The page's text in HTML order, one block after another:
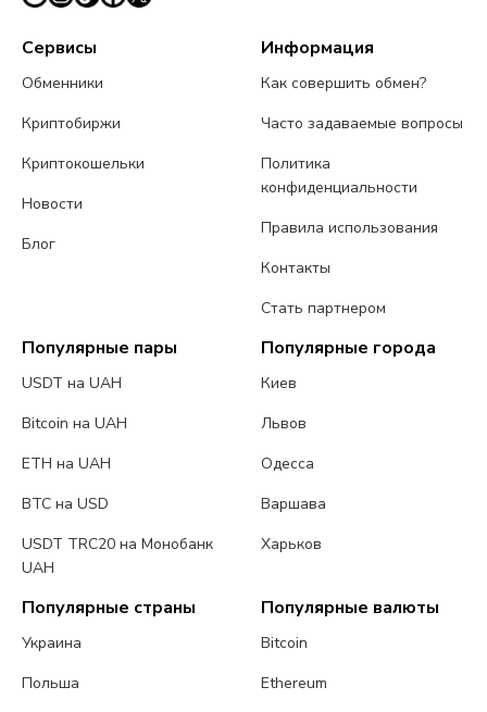
Сервисы
Обменники
Криптобиржи
Криптокошельки
Новости
Блог
Информация
Как совершить обмен?
Часто задаваемые вопросы
Политика
конфиденциальности
Правила использования
Контакты
Стать партнером
Популярные пары
USDT на UAH
Bitcoin на UAH
ETH на UAH
BTC на USD
USDT TRC20 на Монобанк
UAH
Популярные города
Киев
Львов
Одесса
Варшава
Харьков
Популярные страны
Украина
Польша
Популярные валюты
Bitcoin
Ethereum